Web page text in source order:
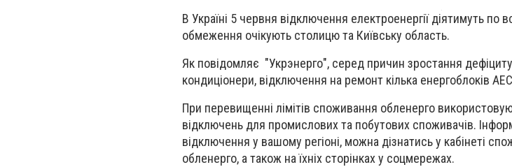
В Україні 5 червня відключення електроенергії діятимуть по
обмеження очікують столицю та Київську область.
Як повідомляє "Укрэнерго", серед причин зростання
кондиціонери, відключення на ремонт кілька енергоблоків
При перевищенні лімітів споживання обленерго
відключень для промислових та побутових споживачів.
відключення у вашому регіоні, можна дізнатись у кабінеті
обленерго, а також на їхніх сторінках у соцмережах.